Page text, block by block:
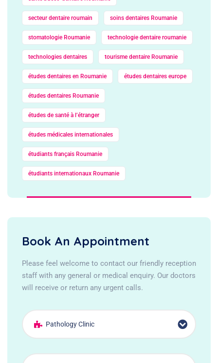
secteur dentaire roumain soins dentaires Roumanie
stomatologie Roumanie technologie dentaire roumanie
technologies dentaires tourisme dentaire Roumanie
études dentaires en Roumanie études dentaires europe
études dentaires Roumanie
études de santé à l’étranger
études médicales internationales
étudiants français Roumanie
étudiants internationaux Roumanie
Book An Appointment
Please feel welcome to contact our friendly reception
staff with any general or medical enquiry. Our doctors
will receive or return any urgent calls.
Pathology Clinic